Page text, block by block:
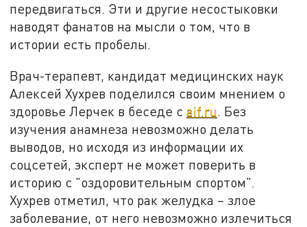
передвигаться. Эти и другие несостыковки
наводят фанатов на мысли о том, что в
истории есть пробелы.
Врач-терапевт, кандидат медицинских наук
Алексей Хухрев поделился своим мнением о
здоровье Лерчек в беседе сaif.ru. Без
изучения анамнеза невозможно делать
выводов, но исходя из информации их
соцсетей, эксперт не может поверить в
историю с "оздоровительным спортом".
Хухрев отметил, что рак желудка – злое
заболевание, от него невозможно излечиться